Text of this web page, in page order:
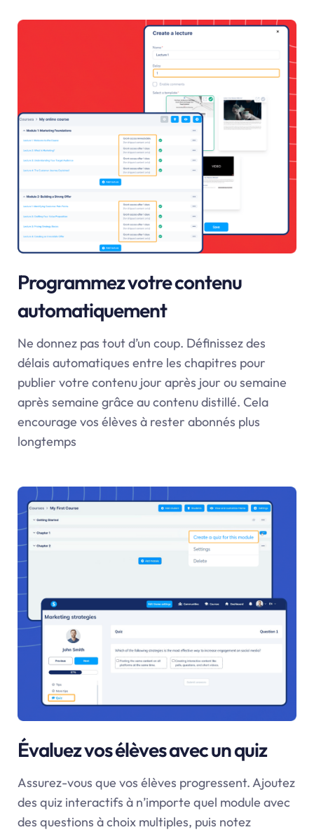
Programmez votre contenu
automatiquement
Ne donnez pas tout d’un coup. Définissez des
délais automatiques entre les chapitres pour
publier votre contenu jour après jour ou semaine
après semaine grâce au contenu distillé. Cela
encourage vos élèves à rester abonnés plus
longtemps
Évaluez vos élèves avec un quiz
Assurez-vous que vos élèves progressent. Ajoutez
des quiz interactifs à n’importe quel module avec
des questions à choix multiples, puis notez